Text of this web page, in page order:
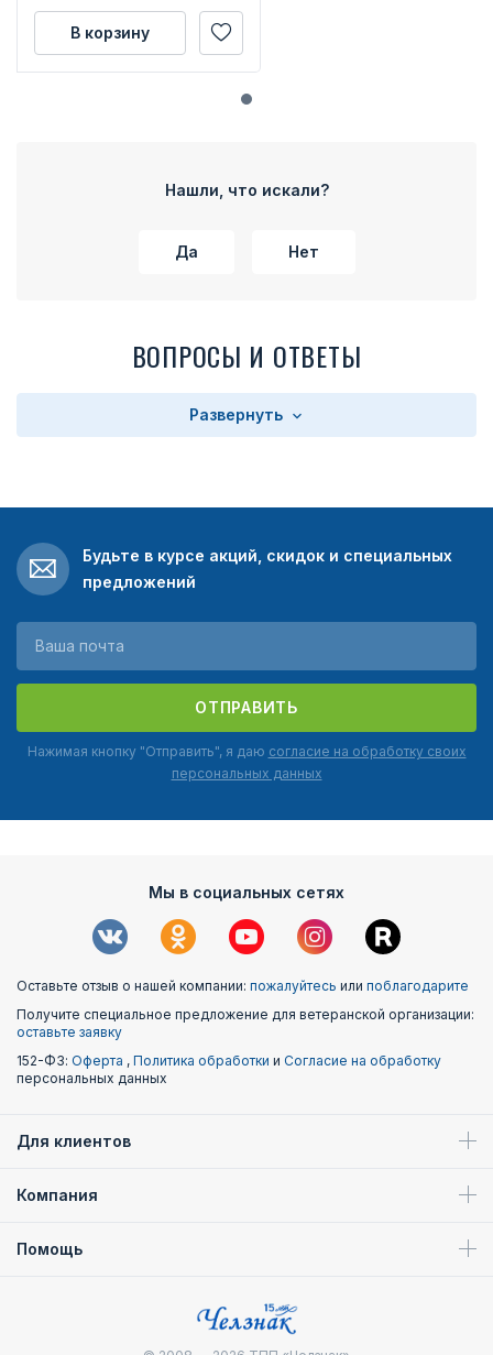
В корзину
Нашли, что искали?
Да Нет
ВОПРОСЫ И ОТВЕТЫ
Развернуть
Будьте в курсе акций, скидок и специальных
предложений
ОТПРАВИТЬ
Нажимая кнопку "Отправить", я даю согласие на обработку своих
персональных данных
Мы в социальных сетях
Оставьте отзыв о нашей компании: пожалуйтесь или поблагодарите
Получите специальное предложение для ветеранской организации:
оставьте заявку
152-ФЗ: Оферта , Политика обработки и Согласие на обработку
персональных данных
Для клиентов
Компания
Помощь